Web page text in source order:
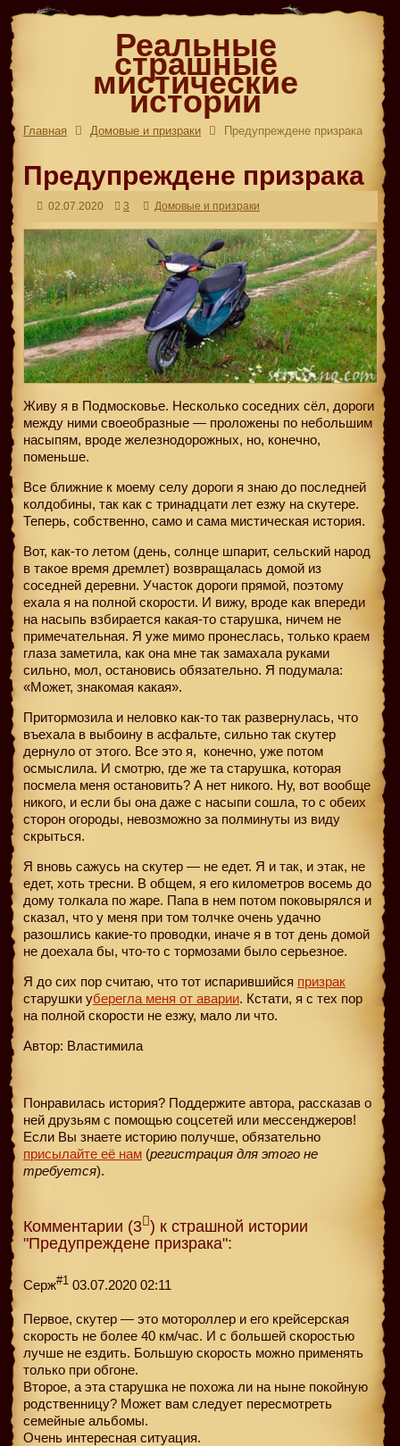
Реальные
страшные
мистические
истории
Главная Домовые и призраки Предупреждене призрака
Предупреждене призрака
02.07.2020 3 Домовые и призраки
Живу я в Подмосковье. Несколько соседних сёл, дороги
между ними своеобразные — проложены по небольшим
насыпям, вроде железнодорожных, но, конечно,
поменьше.
Все ближние к моему селу дороги я знаю до последней
колдобины, так как с тринадцати лет езжу на скутере.
Теперь, собственно, само и сама мистическая история.
Вот, как-то летом (день, солнце шпарит, сельский народ
в такое время дремлет) возвращалась домой из
соседней деревни. Участок дороги прямой, поэтому
ехала я на полной скорости. И вижу, вроде как впереди
на насыпь взбирается какая-то старушка, ничем не
примечательная. Я уже мимо пронеслась, только краем
глаза заметила, как она мне так замахала руками
сильно, мол, остановись обязательно. Я подумала:
«Может, знакомая какая».
Притормозила и неловко как-то так развернулась, что
въехала в выбоину в асфальте, сильно так скутер
дернуло от этого. Все это я, конечно, уже потом
осмыслила. И смотрю, где же та старушка, которая
посмела меня остановить? А нет никого. Ну, вот вообще
никого, и если бы она даже с насыпи сошла, то с обеих
сторон огороды, невозможно за полминуты из виду
скрыться.
Я вновь сажусь на скутер — не едет. Я и так, и этак, не
едет, хоть тресни. В общем, я его километров восемь до
дому толкала по жаре. Папа в нем потом поковырялся и
сказал, что у меня при том толчке очень удачно
разошлись какие-то проводки, иначе я в тот день домой
не доехала бы, что-то с тормозами было серьезное.
Я до сих пор считаю, что тот испарившийся призрак
старушки уберегла меня от аварии. Кстати, я с тех пор
на полной скорости не езжу, мало ли что.
Автор: Властимила
Понравилась история? Поддержите автора, рассказав о
ней друзьям с помощью соцсетей или мессенджеров!
Если Вы знаете историю получше, обязательно
присылайте её нам (регистрация для этого не
требуется).
Комментарии (3 ) к страшной истории
"Предупреждене призрака":
Серж#1 03.07.2020 02:11
Первое, скутер — это мотороллер и его крейсерская
скорость не более 40 км/час. И с большей скоростью
лучше не ездить. Большую скорость можно применять
только при обгоне.
Второе, а эта старушка не похожа ли на ныне покойную
родственницу? Может вам следует пересмотреть
семейные альбомы.
Очень интересная ситуация.